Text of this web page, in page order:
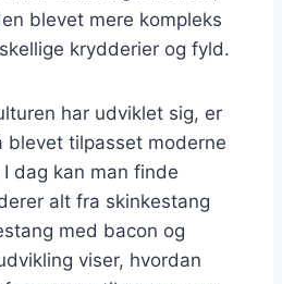
blevet mere kompleks
krydderier og fyld.
har udviklet sig, er
blevet tilpasset moderne
dag kan man finde
alt fra skinkestang
med bacon og
viser, hvordan